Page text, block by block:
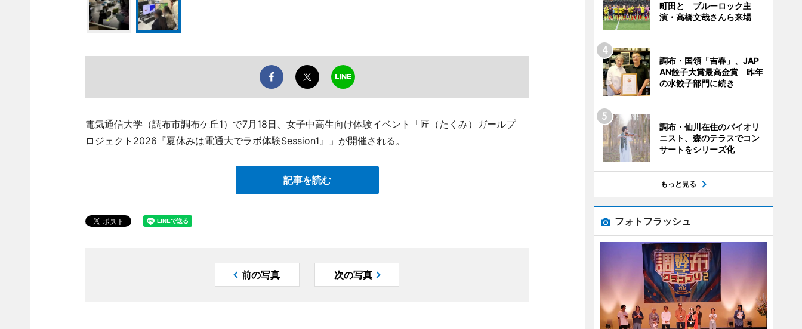
電気通信大学（調布市調布ケ丘1）で7月18日、女子中高生向け体験イベント「匠（たくみ）ガールプ
ロジェクト2026『夏休みは電通大でラボ体験Session1』」が開催される。
記事を読む
前の写真 次の写真
町田と ブルーロック主
演・高橋文哉さんら来場
調布・国領「吉春」、JAP
AN餃子大賞最高金賞 昨年
の水餃子部門に続き
調布・仙川在住のバイオリ
ニスト、森のテラスでコン
サートをシリーズ化
もっと見る
フォトフラッシュ